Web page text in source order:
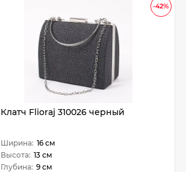
-42%
Клатч Flioraj 310026 черный
Ширина: 16 см
Высота: 13 см
Глубина: 9 см